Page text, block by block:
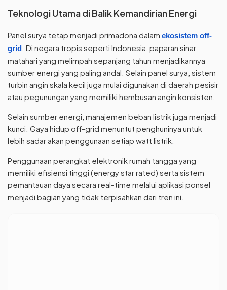
Teknologi Utama di Balik Kemandirian Energi
Panel surya tetap menjadi primadona dalam ekosistem off-
grid
. Di negara tropis seperti Indonesia, paparan sinar
matahari yang melimpah sepanjang tahun menjadikannya
sumber energi yang paling andal. Selain panel surya, sistem
turbin angin skala kecil juga mulai digunakan di daerah pesisir
atau pegunungan yang memiliki hembusan angin konsisten.
Selain sumber energi, manajemen beban listrik juga menjadi
kunci. Gaya hidup off-grid menuntut penghuninya untuk
lebih sadar akan penggunaan setiap watt listrik.
Penggunaan perangkat elektronik rumah tangga yang
memiliki efisiensi tinggi (energy star rated) serta sistem
pemantauan daya secara real-time melalui aplikasi ponsel
menjadi bagian yang tidak terpisahkan dari tren ini.